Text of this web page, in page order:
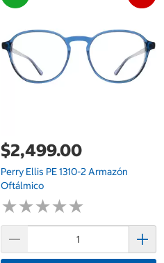
$2,499.00
Perry Ellis PE 1310-2 Armazón
Oftálmico
★★★★★
★★★★★